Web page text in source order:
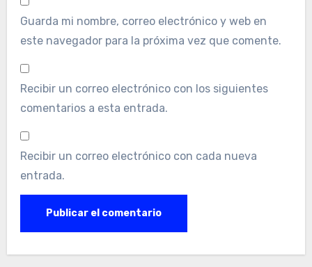
Guarda mi nombre, correo electrónico y web en
este navegador para la próxima vez que comente.
Recibir un correo electrónico con los siguientes
comentarios a esta entrada.
Recibir un correo electrónico con cada nueva
entrada.